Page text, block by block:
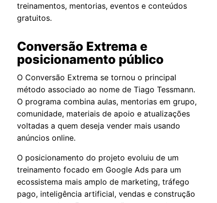
treinamentos, mentorias, eventos e conteúdos
gratuitos.
Conversão Extrema e
posicionamento público
O Conversão Extrema se tornou o principal
método associado ao nome de Tiago Tessmann.
O programa combina aulas, mentorias em grupo,
comunidade, materiais de apoio e atualizações
voltadas a quem deseja vender mais usando
anúncios online.
O posicionamento do projeto evoluiu de um
treinamento focado em Google Ads para um
ecossistema mais amplo de marketing, tráfego
pago, inteligência artificial, vendas e construção